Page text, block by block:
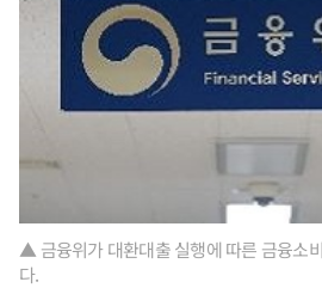
▲ 금융위가 대환대출 실행에 따른 금융소
다.